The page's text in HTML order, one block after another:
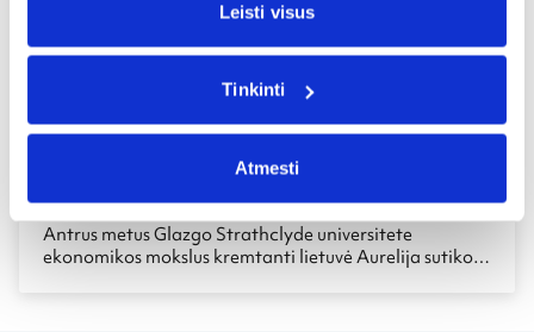
Leisti visus
Tinkinti
Atmesti
Neįkainojamas studijų užsienyje privalumas – draugai
24 sausio 2013 / 14:18
Antrus metus Glazgo Strathclyde universitete
ekonomikos mokslus kremtanti lietuvė Aurelija sutiko